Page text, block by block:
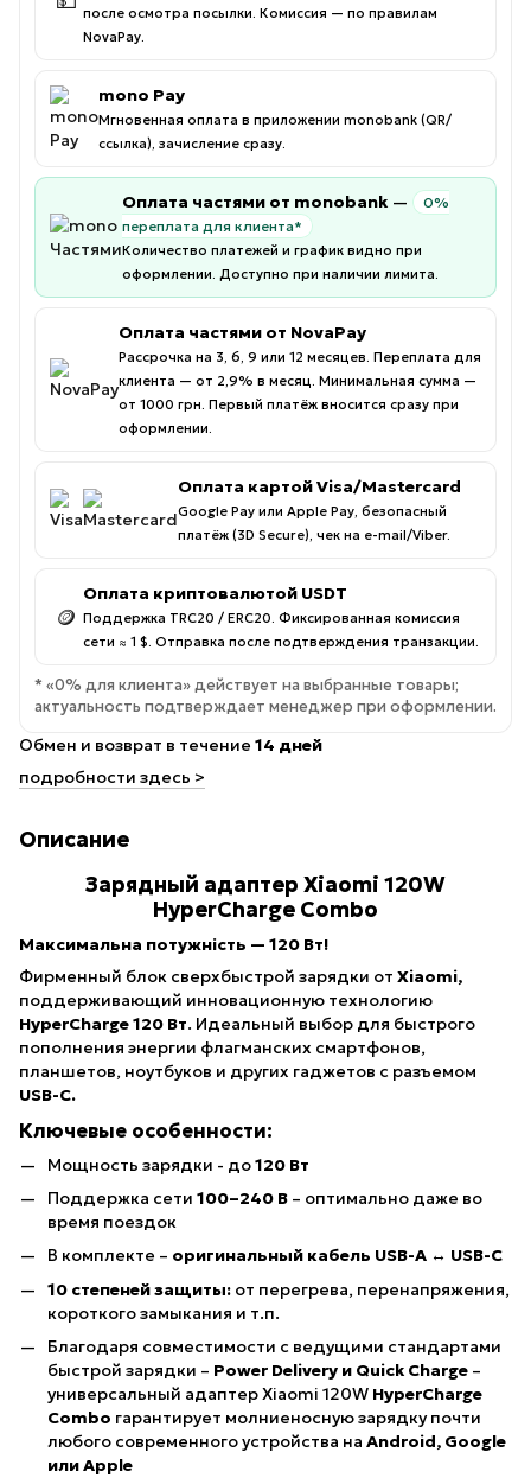
после осмотра посылки. Комиссия — по правилам
NovaPay.
mono Pay
Мгновенная оплата в приложении monobank (QR/
ссылка), зачисление сразу.
Оплата частями от monobank —
0%
переплата для клиента*
Количество платежей и график видно при
оформлении. Доступно при наличии лимита.
Оплата частями от NovaPay
Рассрочка на 3, 6, 9 или 12 месяцев. Переплата для
клиента — от 2,9% в месяц. Минимальная сумма —
от 1000 грн. Первый платёж вносится сразу при
оформлении.
Оплата картой Visa/Mastercard
Google Pay или Apple Pay, безопасный
платёж (3D Secure), чек на e-mail/Viber.
🪙
Оплата криптовалютой USDT
Поддержка TRC20 / ERC20. Фиксированная комиссия
сети ≈ 1 $. Отправка после подтверждения транзакции.
* «0% для клиента» действует на выбранные товары;
актуальность подтверждает менеджер при оформлении.
Обмен и возврат в течение 14 дней
подробности здесь >
Описание
Зарядный адаптер Xiaomi 120W
HyperCharge Combo
Максимальна потужність — 120 Вт!
Фирменный блок сверхбыстрой зарядки от Xiaomi,
поддерживающий инновационную технологию
HyperCharge 120 Вт. Идеальный выбор для быстрого
пополнения энергии флагманских смартфонов,
планшетов, ноутбуков и других гаджетов с разъемом
USB-C.
Ключевые особенности:
Мощность зарядки - до120 Вт
Поддержка сети 100–240 В – оптимально даже во
время поездок
В комплекте – оригинальный кабель USB-A ↔ USB-C
10 степеней защиты: от перегрева, перенапряжения,
короткого замыкания и т.п.
Благодаря совместимости с ведущими стандартами
быстрой зарядки – Power Delivery и Quick Charge –
универсальный адаптер Xiaomi 120W HyperCharge
Combo гарантирует молниеносную зарядку почти
любого современного устройства на Android, Google
или Apple